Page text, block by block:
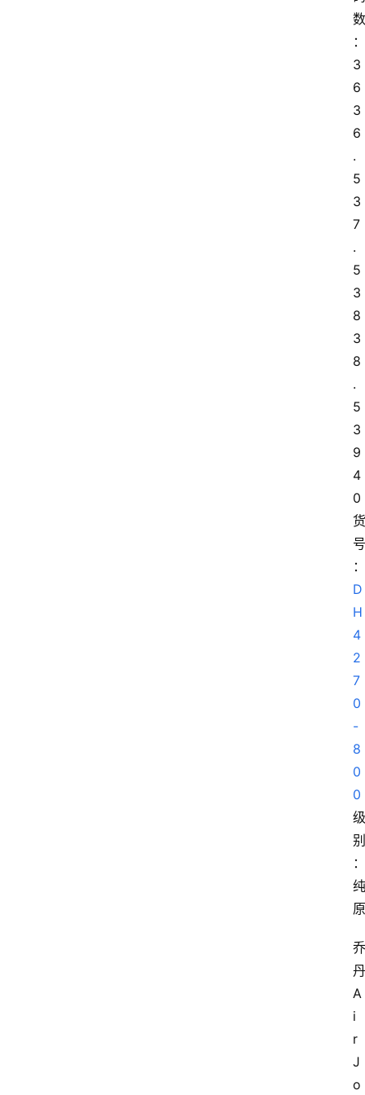
数
：
3
6
3
6
.
5
3
7
.
5
3
8
3
8
.
5
3
9
4
0
货
号
：
D
H
4
2
7
0
-
8
0
0
级
别
：
纯
原
乔
丹
A
i
r
J
o